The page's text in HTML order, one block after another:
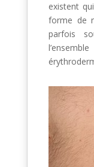
existent
forme de
parfois